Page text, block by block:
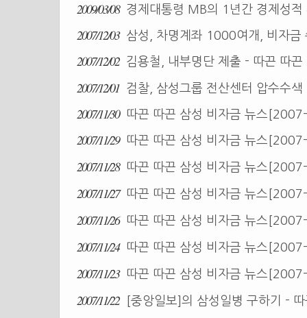
2009/03/08 경제대통령 MB의 1년간 경제성적
2007/12/03
삼성, 차명계좌 1000여개, 비자
2007/12/02 김용철, 내부명단 제출 - 따끈 따
2007/12/01 검찰, 삼성그룹 전산센터 압수수
2007/11/30 따끈 따끈 삼성 비자금 뉴스
2007/11/29 따끈 따끈 삼성 비자금 뉴스
2007/11/28 따끈 따끈 삼성 비자금 뉴스
2007/11/27 따끈 따끈 삼성 비자금 뉴스
2007/11/26 따끈 따끈 삼성 비자금 뉴스
2007/11/24 따끈 따끈 삼성 비자금 뉴스
2007/11/23 따끈 따끈 삼성 비자금 뉴스
2007/11/22 [중앙일보]의 삼성일병 구하기 -